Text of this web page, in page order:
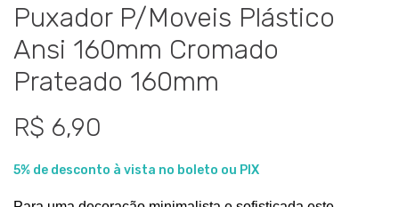
Puxador P/Moveis Plástico
Ansi 160mm Cromado
Prateado 160mm
R$ 6,90
5% de desconto à vista no boleto ou PIX